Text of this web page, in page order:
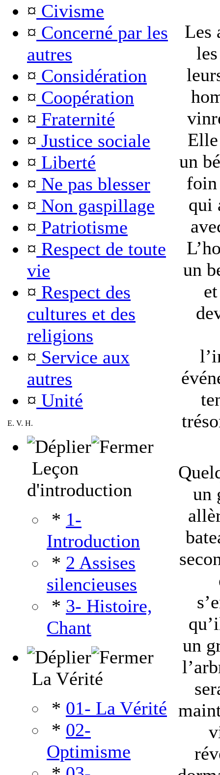
¤ Civisme
¤ Concerné par les
autres
¤ Considération
¤ Coopération
¤ Fraternité
¤ Justice sociale
¤ Liberté
¤ Ne pas blesser
¤ Non gaspillage
¤ Patriotisme
¤ Respect de toute
vie
¤ Respect des
cultures et des
religions
¤ Service aux
autres
¤ Unité
E. V. H.
Leçon
d'introduction
* 1-
Introduction
* 2 Assises
silencieuses
* 3- Histoire,
Chant
La Vérité
* 01- La Vérité
* 02-
Optimisme
Les
Elle
un
foin
qui
un
un
un